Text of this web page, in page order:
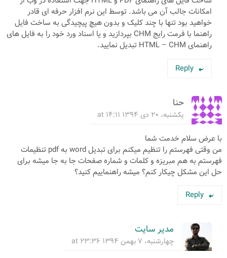
امکانات جالب آن می باشد. توسط این نرم افزار حرفه ای قادر
خواهید بود تنها با چند کلیک و بدون هیچ پیچیدگی به ساخت فایل
راهنما با فرمت رایج CHM بپردازید و یا اسناد ورد خود را به فایل های
راهنمای HTML – CHM تبدیل نمایید.
Reply
حنا
یکشنبه، ۲۰ دی ۱۳۹۴ at ۱۴:۱۱
با عرض سلام خدمت شما
من وقتی فهرستم را تنظیم میکنم برای تبدیل word به pdf تنظیمات
فهرستم به هم مبریزه و کلمات و شماره صفحات جا به جا میشه برای
حل این مشکل چیکار کنم؟ میشه راهنماییم کنید؟
Reply
مدیر سایت
چهارشنبه، ۷ بهمن ۱۳۹۴ at ۲۳:۳۶